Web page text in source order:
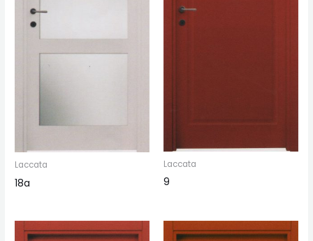
Laccata
18a
Laccata
9